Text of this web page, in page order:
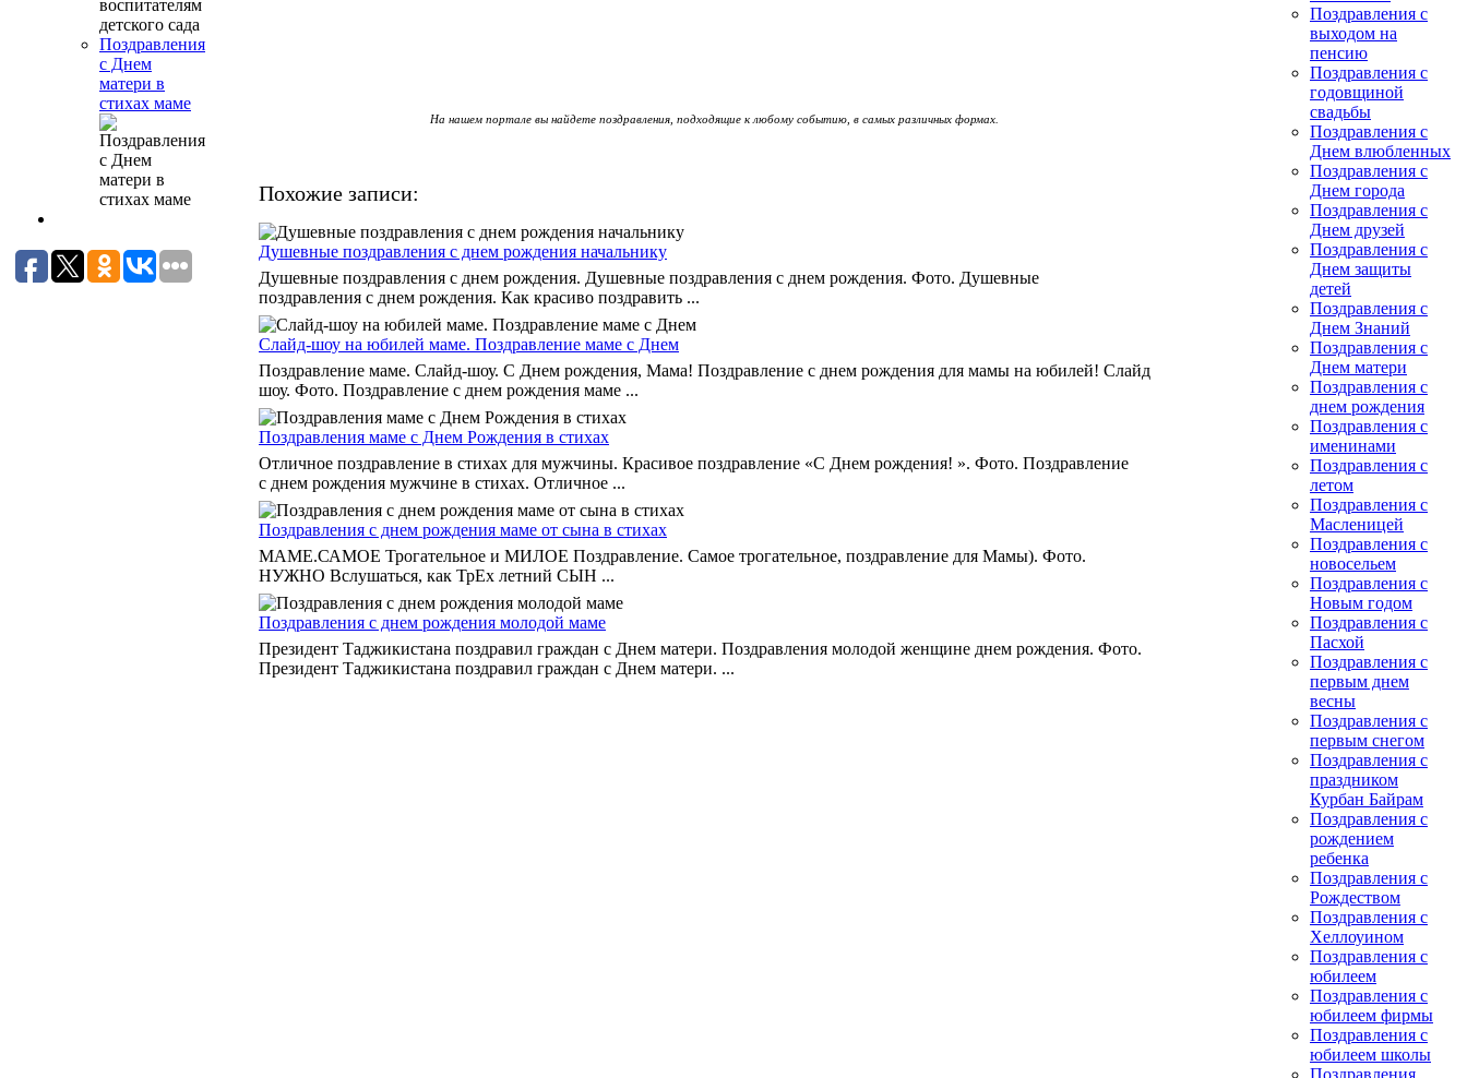
Поздравления
с Днем
матери в
стихах маме
На нашем портале вы найдете поздравления, подходящие к любому событию, в самых различных формах.
Похожие записи:
Душевные поздравления с днем рождения начальнику
Душевные поздравления с днем рождения. Душевные поздравления с днем рождения. Фото. Душевные
поздравления с днем рождения. Как красиво поздравить ...
Слайд-шоу на юбилей маме. Поздравление маме с Днем
Поздравление маме. Слайд-шоу. С Днем рождения, Мама! Поздравление с днем рождения для мамы на юбилей! Слайд
шоу. Фото. Поздравление с днем рождения маме ...
Поздравления маме с Днем Рождения в стихах
Отличное поздравление в стихах для мужчины. Красивое поздравление «С Днем рождения! ». Фото. Поздравление
с днем рождения мужчине в стихах. Отличное ...
Поздравления с днем рождения маме от сына в стихах
МАМЕ.САМОЕ Трогательное и МИЛОЕ Поздравление. Самое трогательное, поздравление для Мамы). Фото.
НУЖНО Вслушаться, как ТрЕх летний СЫН ...
Поздравления с днем рождения молодой маме
Президент Таджикистана поздравил граждан с Днем матери. Поздравления молодой женщине днем рождения. Фото.
Президент Таджикистана поздравил граждан с Днем матери. ...
Поздравления с
выходом на
пенсию
Поздравления с
годовщиной
свадьбы
Поздравления с
Днем влюбленных
Поздравления с
Днем города
Поздравления с
Днем друзей
Поздравления с
Днем защиты
детей
Поздравления с
Днем Знаний
Поздравления с
Днем матери
Поздравления с
днем рождения
Поздравления с
именинами
Поздравления с
летом
Поздравления с
Масленицей
Поздравления с
новосельем
Поздравления с
Новым годом
Поздравления с
Пасхой
Поздравления с
первым днем
весны
Поздравления с
первым снегом
Поздравления с
праздником
Курбан Байрам
Поздравления с
рождением
ребенка
Поздравления с
Рождеством
Поздравления с
Хеллоуином
Поздравления с
юбилеем
Поздравления с
юбилеем фирмы
Поздравления с
юбилеем школы
Поздравления